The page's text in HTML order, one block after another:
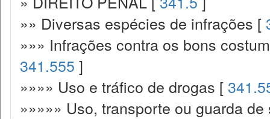
»» Diversas espécies de infrações [
»»» Infrações contra os bons
341.555 ]
»»»» Uso e tráfico de drogas [
»»»»» Uso, transporte ou guarda